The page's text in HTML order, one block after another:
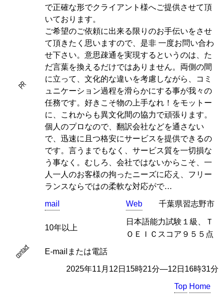
PR
で正確な形でクライアント様へご提供させて頂
いております。
ご希望のご依頼に出来る限りのお手伝いをさせ
て頂きたく思いますので、是非 一度お問い合わ
せ下さい。意思疎通を実現するというのは、た
だ言葉を換えるだけではありません。両側の間
に立って、文化的な違いを考慮しながら、コミ
ュニケーション過程を滑らかにする事が我々の
任務です。好きこそ物の上手なれ！をモットー
に、これからも異文化間の協力で頑張ります。
個人のプロなので、翻訳会社などを通さない
で、迅速に且つ格安にサービスを提供できるの
です。言うまでもなく、サービス質を一切損な
う事なく。むしろ、会社ではないからこそ、一
人一人のお客様の拘ったニーズに応え、フリー
ランスならではの柔軟な対応がで…
mail Web 千葉県習志野市
10年以上
日本語能力試験１級、Ｔ
ＯＥＩＣスコア９５５点
contact E-mailまたは電話
2025年11月12日15時21分―12日16時31分
Top Home